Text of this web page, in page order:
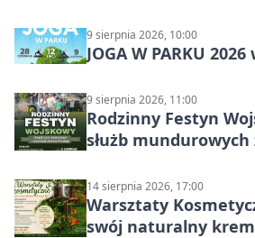
9 sierpnia 2026, 10:00
JOGA W PARKU 2026
9 sierpnia 2026, 11:00
Rodzinny Festyn
służb
14 sierpnia 2026, 17:00
Warsztaty
swój naturalny